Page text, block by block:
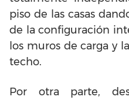
piso de las casas
de la configuración
los muros de carga y
techo.
Por otra parte,